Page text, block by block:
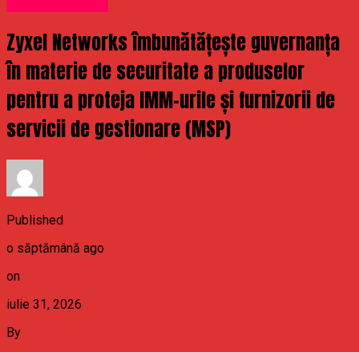
Zyxel Networks îmbunătățește guvernanța
în materie de securitate a produselor
pentru a proteja IMM-urile și furnizorii de
servicii de gestionare (MSP)
Published
o săptămână ago
on
iulie 31, 2026
By